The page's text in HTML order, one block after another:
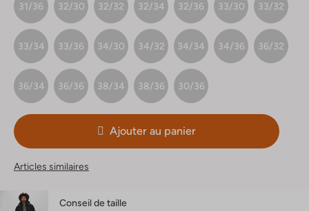
31/36 32/30 32/32 32/34 32/36 33/30 33/32
33/34 33/36 34/30 34/32 34/34 34/36 36/32
36/34 36/36 38/34 38/36 30/36
Ajouter au panier
Articles similaires
Conseil de taille